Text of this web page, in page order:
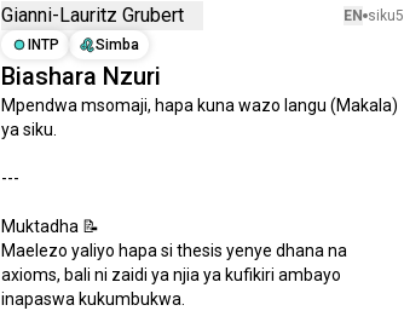
Gianni-Lauritz Grubert EN siku5
INTP
Simba
Biashara Nzuri
Mpendwa msomaji, hapa kuna wazo langu (Makala)
ya siku.
---
Muktadha 📝
Maelezo yaliyo hapa si thesis yenye dhana na
axioms, bali ni zaidi ya njia ya kufikiri ambayo
inapaswa kukumbukwa.